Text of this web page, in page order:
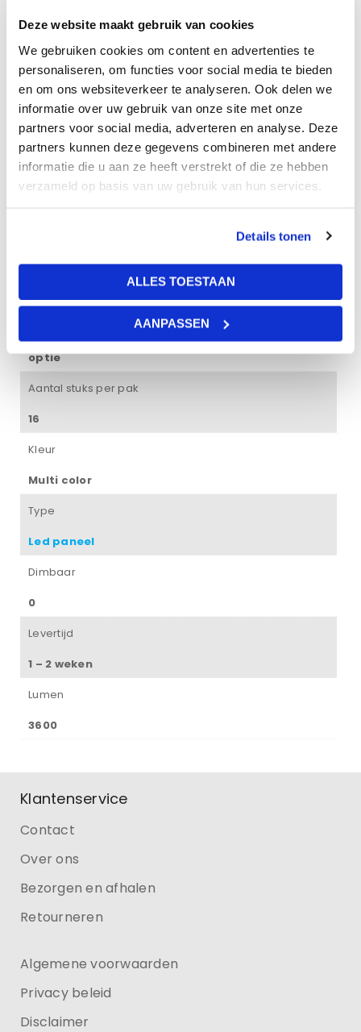
Deze website maakt gebruik van cookies
We gebruiken cookies om content en advertenties te
personaliseren, om functies voor social media te bieden
en om ons websiteverkeer te analyseren. Ook delen we
informatie over uw gebruik van onze site met onze
partners voor social media, adverteren en analyse. Deze
partners kunnen deze gegevens combineren met andere
informatie die u aan ze heeft verstrekt of die ze hebben
verzameld op basis van uw gebruik van hun services.
Details tonen
ALLES TOESTAAN
AANPASSEN
platen.
werken met installateurs met veel plafondervaring en zij
kunnen uw wolkenplafond snel en vakkundig installeren.
Kleur
Multi color
Lumen
optie
Aantal stuks per pak
16
Kleur
Multi color
Type
Led paneel
Dimbaar
0
Levertijd
1 – 2 weken
Lumen
3600
Klantenservice
Contact
Over ons
Bezorgen en afhalen
Retourneren
Algemene voorwaarden
Privacy beleid
Disclaimer